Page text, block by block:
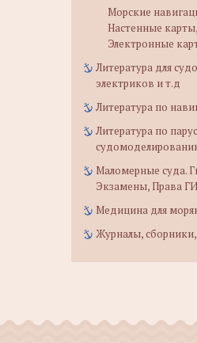
Морские
Настенные
Электронные
Литература для
электриков и т.д
Литература по
Литература по
Маломерные суда.
Экзамены, Права
Медицина для
Журналы,